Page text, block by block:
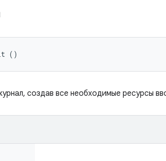
()
создав все необходимые ресурсы